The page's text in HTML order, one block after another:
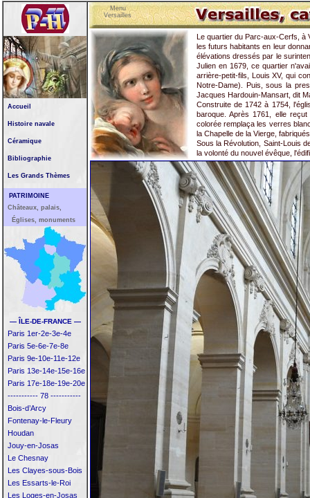
Accueil
Histoire navale
Céramique
Bibliographie
Les Grands Thèmes
PATRIMOINE
Châteaux, palais,
Églises, monuments
— ÎLE-DE-FRANCE —
Paris 1er-2e-3e-4e
Paris 5e-6e-7e-8e
Paris 9e-10e-11e-12e
Paris 13e-14e-15e-16e
Paris 17e-18e-19e-20e
----------- 78 -----------
Bois-d’Arcy
Fontenay-le-Fleury
Houdan
Jouy-en-Josas
Le Chesnay
Les Clayes-sous-Bois
Les Essarts-le-Roi
Les Loges-en-Josas
Le quartier du Parc-aux-Cerfs, à
les futurs habitants en leur
élévations dressés par le
Julien en 1679, ce quartier
arrière-petit-fils, Louis XV, qui
Notre-Dame). Puis, sous la
Jacques Hardouin-Mansart, dit
Construite de 1742 à 1754,
baroque. Après 1761, elle
colorée remplaça les verres
la Chapelle de la Vierge,
Sous la Révolution, Saint-Louis
la volonté du nouvel évêque,
Menu
Versailles